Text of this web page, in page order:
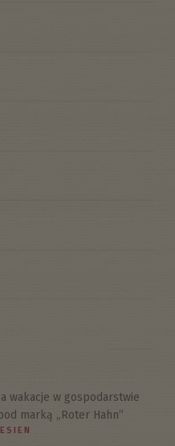
wakacje w gospodarstwie
marką „Roter Hahn”